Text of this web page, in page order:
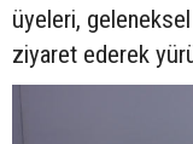
üyeleri, geleneksel
ziyaret ederek